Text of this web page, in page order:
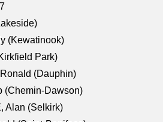
(Kewatinook)
Park)
(Dauphin)
(Chemin-Dawson)
Alan (Selkirk)